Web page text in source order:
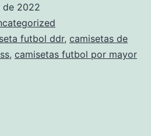
Camisetas
De
La
de 2022
futbol ddr, camisetas de
, camisetas futbol por mayor